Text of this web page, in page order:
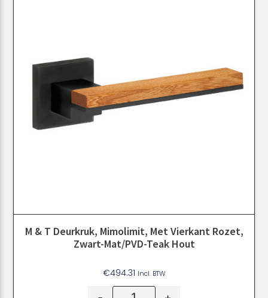
M & T Deurkruk, Mimolimit, Met Vierkant Rozet,
Zwart-Mat/PVD-Teak Hout
€494.31 Incl. BTW